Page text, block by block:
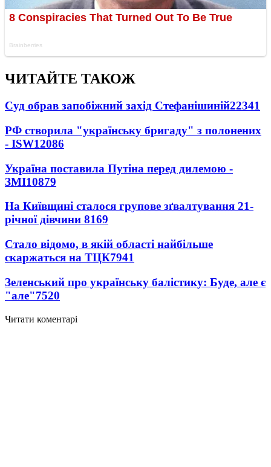
ЧИТАЙТЕ ТАКОЖ
Суд обрав запобіжний захід Стефанішиній22341
РФ створила "українську бригаду" з полонених
- ISW12086
Україна поставила Путіна перед дилемою -
ЗМІ10879
На Київщині сталося групове зґвалтування 21-
річної дівчини 8169
Стало відомо, в якій області найбільше
скаржаться на ТЦК7941
Зеленський про українську балістику: Буде, але є
"але"7520
Читати коментарі